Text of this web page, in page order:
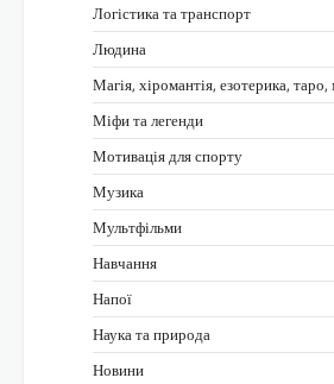
Логістика та транспорт
Людина
Магія, хіромантія, езотерика, таро,
Міфи та легенди
Мотивація для спорту
Музика
Мультфільми
Навчання
Напої
Наука та природа
Новини